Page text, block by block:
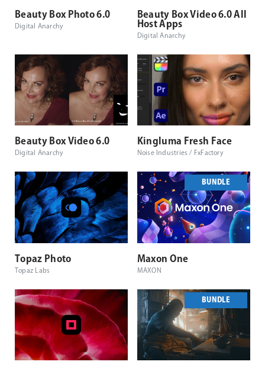
Beauty Box Photo 6.0
Digital Anarchy
Beauty Box Video 6.0 All
Host Apps
Digital Anarchy
Beauty Box Video 6.0
Digital Anarchy
Kingluma Fresh Face
Noise Industries / FxFactory
Topaz Photo
Topaz Labs
BUNDLE
Maxon One
MAXON
BUNDLE